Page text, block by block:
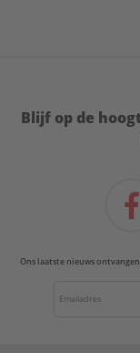
Blijf op de
Ons laatste nieuws